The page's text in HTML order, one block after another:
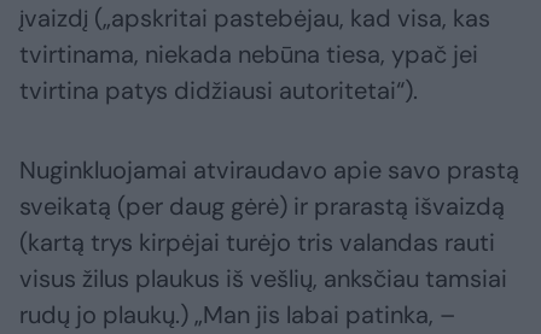
įvaizdį („apskritai pastebėjau, kad visa, kas
tvirtinama, niekada nebūna tiesa, ypač jei
tvirtina patys didžiausi autoritetai“).
Nuginkluojamai atviraudavo apie savo prastą
sveikatą (per daug gėrė) ir prarastą išvaizdą
(kartą trys kirpėjai turėjo tris valandas rauti
visus žilus plaukus iš vešlių, anksčiau tamsiai
rudų jo plaukų.) „Man jis labai patinka, –